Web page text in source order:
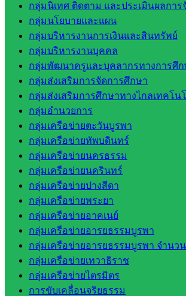
กลุ่มนิเทศ ติดตาม และประเมินผลการ
กลุ่มนโยบายและแผน
กลุ่มบริหารงานการเงินและสินทรัพย์
กลุ่มบริหารงานบุคคล
กลุ่มพัฒนาครูและบุคลากรทางการศึก
กลุ่มส่งเสริมการจัดการศึกษา
กลุ่มส่งเสริมการศึกษาทางไกลเทคโ
กลุ่มอำนวยการ
กลุ่มเครือข่ายตะวันบูรพา
กลุ่มเครือข่ายทัพบดินทร์
กลุ่มเครือข่ายนครธรรม
กลุ่มเครือข่ายนครินทร์
กลุ่มเครือข่ายปางสีดา
กลุ่มเครือข่ายพระยา
กลุ่มเครือข่ายอาคเนย์
กลุ่มเครือข่ายอารยธรรมบูรพา
กลุ่มเครือข่ายอารยธรรมบูรพา จำนวน
กลุ่มเครือข่ายเทวาธิราช
กลุ่มเครือข่ายไตรมิตร
การขับเคลื่อนจริยธรรม
สำนักงาน
ส.ก.ส.ค.
จังหวัด
สระแก้ว
สพป.
สระแก้ว
เขต 1
สพป.สระแก้ว
เขต 2
โรงเรียน
ในสังกัด
สพป.สระแก้ว
เขต 1
โรงเรียน
ในสังกัด
สพป.สระแก้ว
เขต 2
วิทยาลัย
เทคนิค
สระแก้ว